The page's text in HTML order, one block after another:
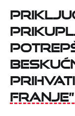
FRANJE”